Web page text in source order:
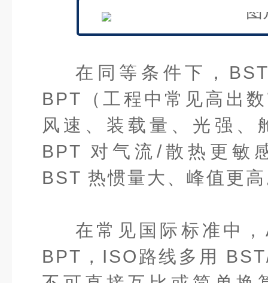
在同等条件下，
BPT（工程中常见高出
风速、装载量、光强、
BPT 对气流/散热更敏
BST 热惯量大、峰值更
在常见国际标准中，
BPT，ISO路线多用